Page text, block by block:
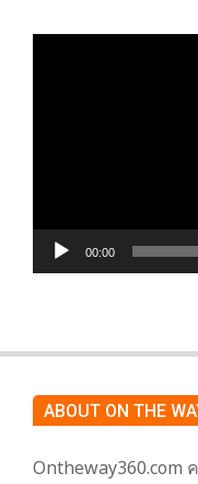
00:00
ABOUT ON THE
Ontheway360.com